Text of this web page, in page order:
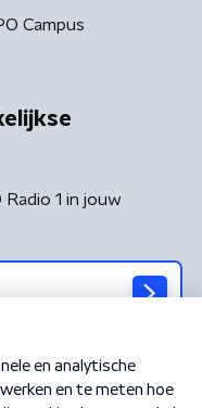
Campus
1 in jouw